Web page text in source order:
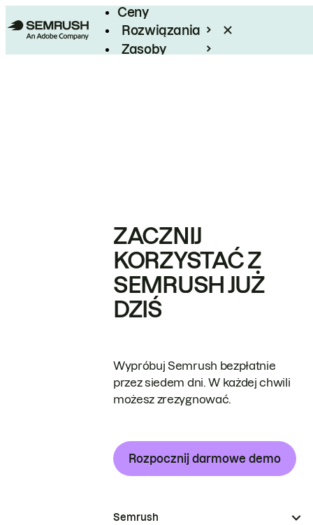
Ceny
Rozwiązania
Zasoby
ZACZNIJ
KORZYSTAĆ Z
SEMRUSH JUŻ
DZIŚ
Wypróbuj Semrush bezpłatnie
przez siedem dni. W każdej chwili
możesz zrezygnować.
Rozpocznij darmowe demo
Semrush